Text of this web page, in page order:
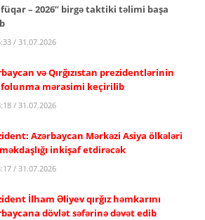
– 2026” birgə taktiki təlimi başa
/ 31.07.2026
və Qırğızıstan prezidentlərinin
mərasimi keçirilib
/ 31.07.2026
Azərbaycan Mərkəzi Asiya ölkələri
inkişaf etdirəcək
/ 31.07.2026
İlham Əliyev qırğız həmkarını
dövlət səfərinə dəvət edib